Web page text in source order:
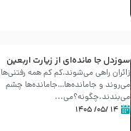
سوزدل جا مانده‌ای از زیارت اربعین
زائران راهی می‌شوند،کم‌ کم همه رفتنی‌ها
می‌روند و جامانده‌ها…جامانده‌ها چشم
می‌بندند.چگونه؟می‌...
۱۴ /۰۵/ ۱۴۰۵